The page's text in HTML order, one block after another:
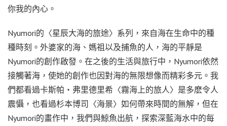
你我的內心。
Nyumori的〈星辰大海的旅途〉系列，來自海在生命中的種
種時刻。外婆家的海、媽祖以及捕魚的人，海的平靜是
Nyumori的創作啟發。在之後的生活與旅行中，Nyumori依然
接觸著海，使她的創作也因對海的無限想像而精彩多元。我
們都看過卡斯帕・弗里德里希〈霧海上的旅人〉是多麽令人
震懾，也看過杉本博司〈海景〉如何帶來時間的無解，但在
Nyumori的畫作中，我們與鯨魚出航，探索深藍海水中的每